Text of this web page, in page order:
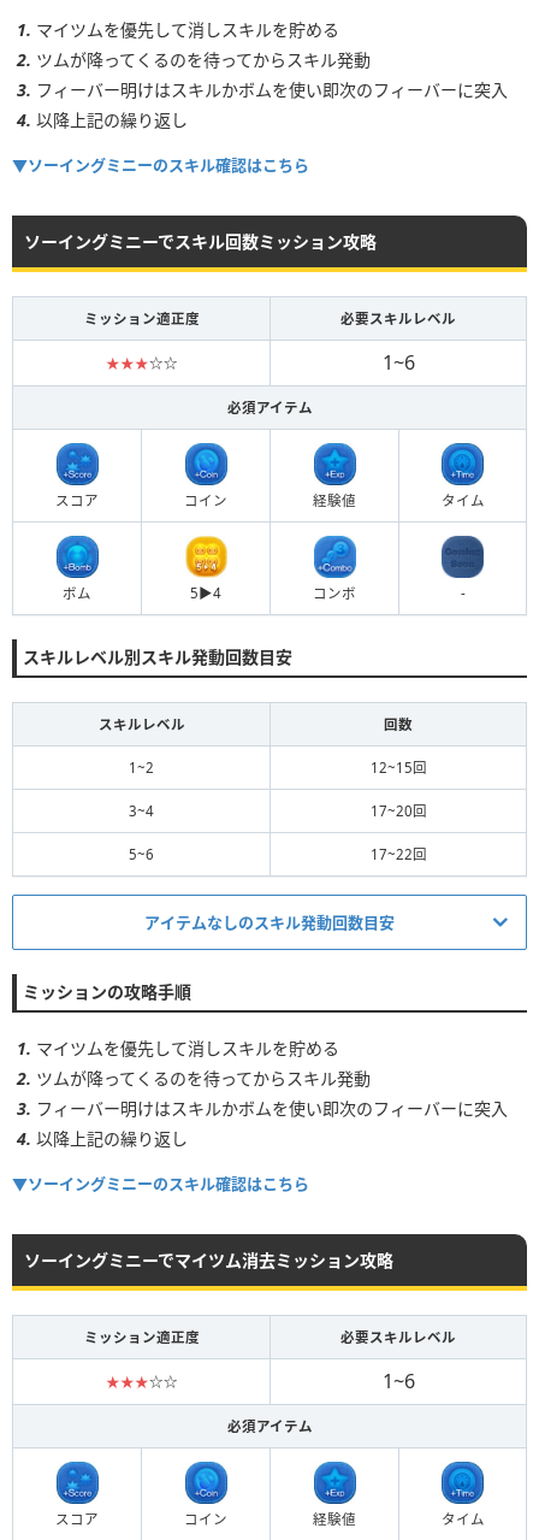
5~6
マイツムを優先して消しスキルを貯める
ツムが降ってくるのを待ってからスキル発動
フィーバー明けはスキルかボムを使い即次のフィーバーに突入
以降上記の繰り返し
▼ソーイングミニーのスキル確認はこちら
ソーイングミニーでスキル回数ミッション攻略
ミッション適正度 必要スキルレベル
★★★☆☆ 1~6
必須アイテム
スコア コイン 経験値 タイム
ボム 5▶︎4 コンボ -
スキルレベル別スキル発動回数目安
スキルレベル 回数
1~2 12~15回
3~4 17~20回
5~6 17~22回
アイテムなしのスキル発動回数目安
★★☆☆☆ 1~6
必須アイテム
スキルレベル 回数
ミッションの攻略手順
マイツムを優先して消しスキルを貯める
ツムが降ってくるのを待ってからスキル発動
フィーバー明けはスキルかボムを使い即次のフィーバーに突入
以降上記の繰り返し
▼ソーイングミニーのスキル確認はこちら
ソーイングミニーでマイツム消去ミッション攻略
ミッション適正度 必要スキルレベル
★★★☆☆ 1~6
必須アイテム
スコア コイン 経験値 タイム